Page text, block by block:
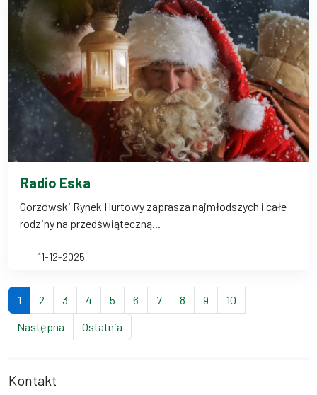
Radio Eska
Gorzowski Rynek Hurtowy zaprasza najmłodszych i całe
rodziny na przedświąteczną...
11-12-2025
1 (bieżąca strona)
2 strona
3 strona
4 strona
5 strona
6 strona
7strona
8 strona
9 strona
10
Następna stronaOstatnia
Kontakt